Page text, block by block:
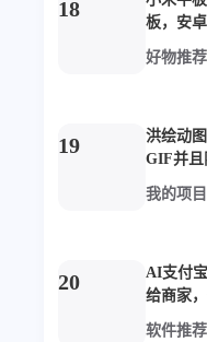
18
板，安
好物推荐
19
洪绘动
GIF并且
图生成工
我的项目
20
AI支付
给商家
软件推荐